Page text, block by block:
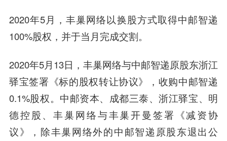
2020年5月，丰巢网络以换股方式取得中邮智递
100%股权，并于当月完成交割。
2020年5月13日，丰巢网络与中邮智递原股东浙江
驿宝签署《标的股权转让协议》，收购中邮智递
0.1%股权。中邮资本、成都三泰、浙江驿宝、明
德控股、丰巢网络与丰巢开曼签署《减资协
议》，除丰巢网络外的中邮智递原股东退出公